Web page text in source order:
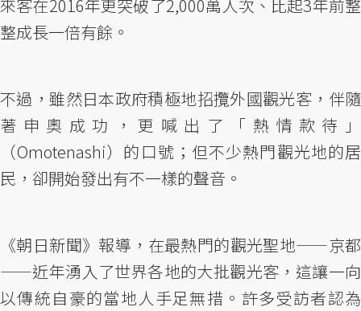
來客在2016年更突破了2,000萬人次、比起3年前整
整成長一倍有餘。
不過，雖然日本政府積極地招攬外國觀光客，伴隨
著申奧成功，更喊出了「熱情款待」
（Omotenashi）的口號；但不少熱門觀光地的居
民，卻開始發出有不一樣的聲音。
《朝日新聞》報導，在最熱門的觀光聖地——京都
——近年湧入了世界各地的大批觀光客，這讓一向
以傳統自豪的當地人手足無措。許多受訪者認為